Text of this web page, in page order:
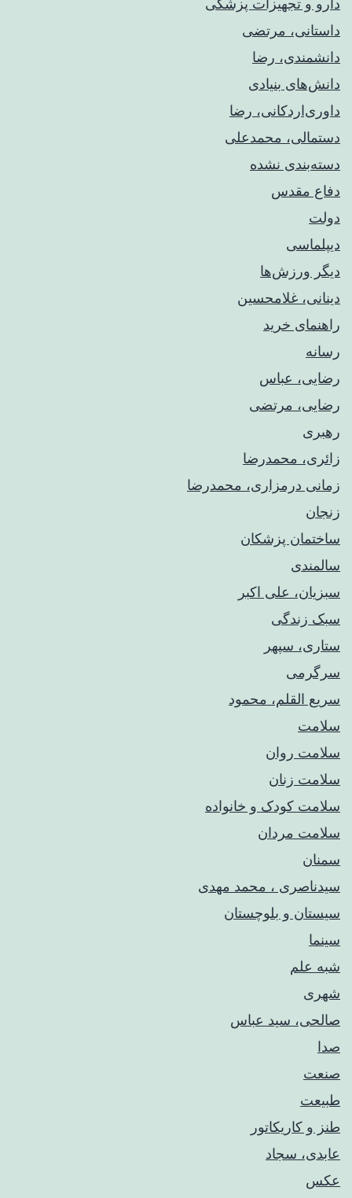
دارو و تجهیزات پزشکی
داستانی، مرتضی
دانشمندی، رضا
دانش‌های بنیادی
داوری‌اردکانی، رضا
دستمالی، محمدعلی
دسته‌بندی نشده
دفاع مقدس
دولت
دیپلماسی
دیگر ورزش‌ها
دینانی، غلامحسین
راهنمای خريد
رسانه
رضایی، عباس
رضایی، مرتضی
رهبری
زائری، محمدرضا
زمانی درمزاری، محمدرضا
زنجان
ساختمان پزشکان
سالمندی
سبزیان، علی اکبر
سبک زندگی
ستاری، سپهر
سرگرمی
سریع القلم، محمود
سلامت
سلامت روان
سلامت زنان
سلامت کودک‌ و خانواده
سلامت مردان
سمنان
سیدناصری ، محمد مهدی
سیستان و بلوچستان
سینما
شبه علم
شهری
صالحی، سید عباس
صدا
صنعت
طبیعت
طنز و کاریکاتور
عابدی، سجاد
عکس